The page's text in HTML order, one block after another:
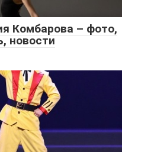
Комбарова – фото,
новости